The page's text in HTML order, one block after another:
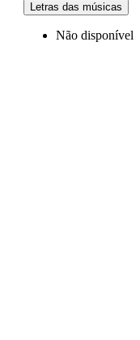
Letras das músicas
Não disponível